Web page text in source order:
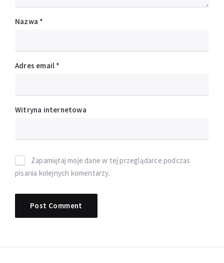
Nazwa *
Adres email *
Witryna internetowa
Zapamiętaj moje dane w tej przeglądarce podczas
pisania kolejnych komentarzy.